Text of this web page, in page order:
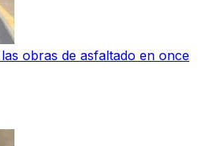
obras de asfaltado en once